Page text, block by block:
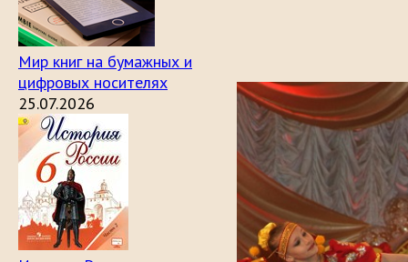
Мир книг на бумажных и
цифровых носителях
25.07.2026